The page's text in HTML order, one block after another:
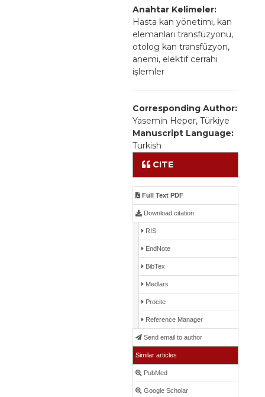
Anahtar Kelimeler:
Hasta kan yönetimi, kan
elemanları transfüzyonu,
otolog kan transfüzyon,
anemi, elektif cerrahi
işlemler
Corresponding Author:
Yasemin Heper, Türkiye
Manuscript Language:
Turkish
CITE
Full Text PDF
Download citation
RIS
EndNote
BibTex
Medlars
Procite
Reference Manager
Send email to author
Similar articles
PubMed
Google Scholar